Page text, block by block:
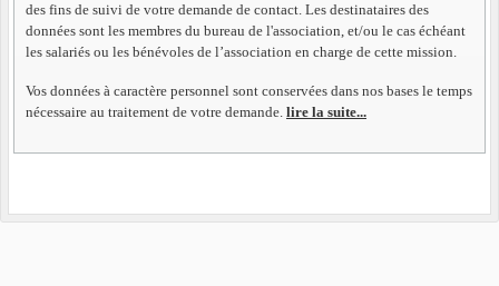
des fins de suivi de votre demande de contact. Les destinataires des
données sont les membres du bureau de l'association, et/ou le cas échéant
les salariés ou les bénévoles de l’association en charge de cette mission.
Vos données à caractère personnel sont conservées dans nos bases le temps
nécessaire au traitement de votre demande. lire la suite...